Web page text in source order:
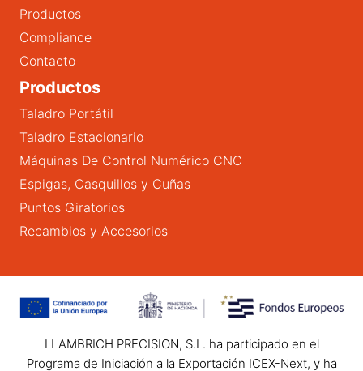
Productos
Compliance
Contacto
Productos
Taladro Portátil
Taladro Estacionario
Máquinas De Control Numérico CNC
Espigas, Casquillos y Cuñas
Puntos Giratorios
Recambios y Accesorios
LLAMBRICH PRECISION, S.L. ha participado en el
Programa de Iniciación a la Exportación ICEX-Next, y ha